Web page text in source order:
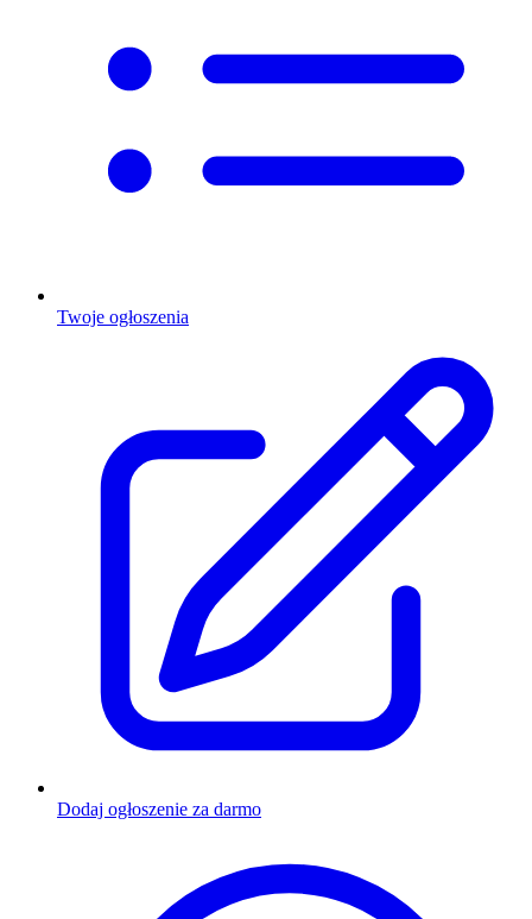
Twoje ogłoszenia
Dodaj ogłoszenie za darmo